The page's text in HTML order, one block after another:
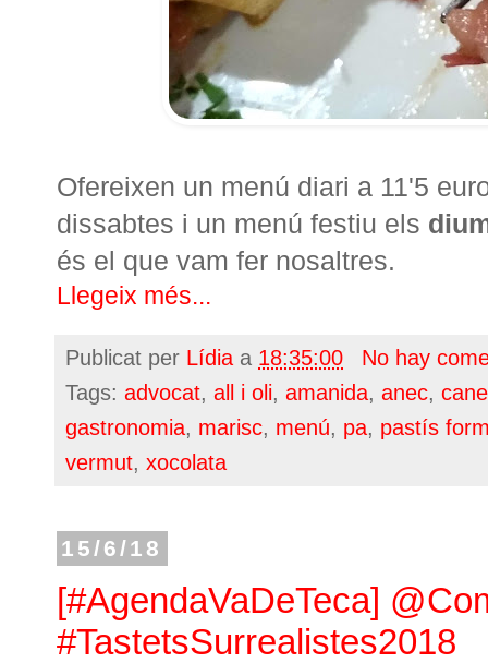
Ofereixen un menú diari a 11'5
dissabtes i un menú festiu els
és el que vam fer nosaltres.
Llegeix més...
Publicat per Lídia a 18:35:00
No hay
Tags: advocat, all i oli, amanida, anec,
gastronomia, marisc, menú, pa, pastís
vermut, xocolata
15/6/18
[#AgendaVaDeTeca]
#TastetsSurrealistes2018